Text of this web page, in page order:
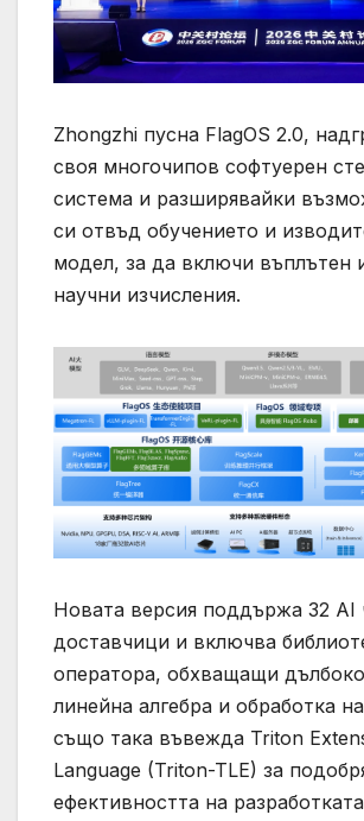
Zhongzhi пусна FlagOS 2.0,
своя многочипов софтуерен
система и разширявайки
си отвъд обучението и
модел, за да включи въплътен
научни изчисления.
Новата версия поддържа 32 AI
доставчици и включва
оператора, обхващащи
линейна алгебра и обработка
също така въвежда Triton
Language (Triton-TLE) за
ефективността на